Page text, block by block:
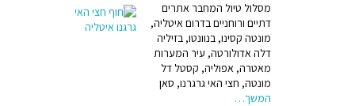
מסלול טיול המחבר אתרים
דתיים ורוחניים בדרום איטליה,
מונטה קסינו, בנוונטו, בזיליה
דלה אדולורטה, עיר המערות
מאטרה, אפוליה, קסטל דל
מונטה, חצי האי גרגרנו, סאן
המשך…